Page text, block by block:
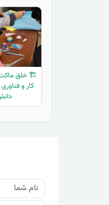
🏗️ خلق
کار و